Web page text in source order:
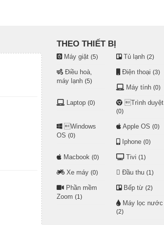
THEO THIẾT BỊ
Máy giặt (5) Tủ lạnh (2)
Điều hoà,
máy lạnh (5)
Điện thoại (3)
Máy tính (0)
Laptop (0) Trình duyệt
(0)
Windows
OS (0)
Apple OS (0)
Iphone (0)
Macbook (0) Tivi (1)
Xe máy (0) Đầu thu (1)
Phần mềm
Zoom (1)
Bếp từ (2)
Máy lọc nước
(2)